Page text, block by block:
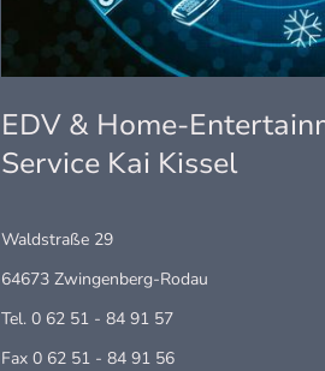
EDV & Home-
Service Kai Kissel
Waldstraße 29
64673 Zwingenberg-Rodau
Tel. 0 62 51 - 84 91 57
Fax 0 62 51 - 84 91 56